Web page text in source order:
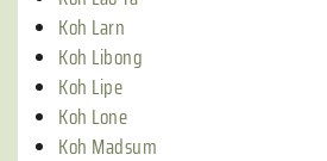
Koh Larn
Koh Libong
Koh Lipe
Koh Lone
Koh Madsum